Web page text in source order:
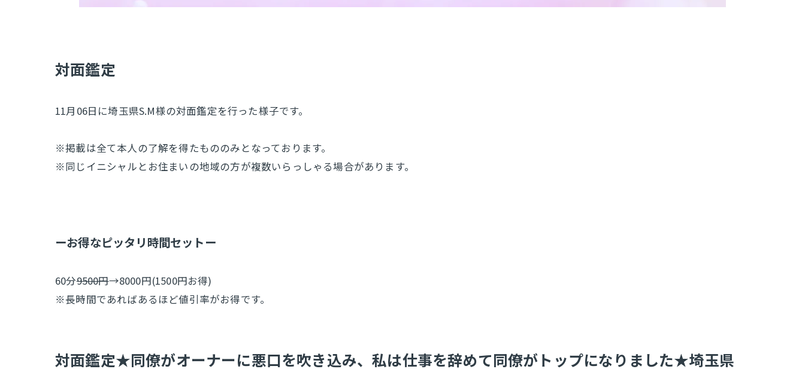
​対面鑑定
11月06日に埼玉県S.M様の対面鑑定を行った様子です。
※掲載は全て本人の了解を得たもののみとなっております。
※同じイニシャルとお住まいの地域の方が複数いらっしゃる場合があります。
ーお得なピッタリ時間セットー
60分9500円→8000円(1500円お得)
※長時間であればあるほど値引率がお得です。
​対面鑑定★同僚がオーナーに悪口を吹き込み、私は仕事を辞めて同僚がトップになりました★埼玉県